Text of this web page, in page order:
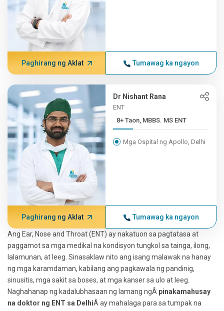
Paghirang ng Aklat Tumawag ka ngayon
Dr Nishant Rana
ENT
8+ Taon, MBBS. MS ENT
Mga Ospital ng Apollo, Delhi
Paghirang ng Aklat Tumawag ka ngayon
Ang Ear, Nose and Throat (ENT) ay nakatuon sa pagtatasa at
paggamot sa mga medikal na kondisyon tungkol sa tainga, ilong,
lalamunan, at leeg. Sinasaklaw nito ang isang malawak na hanay
ng mga karamdaman, kabilang ang pagkawala ng pandinig,
sinusitis, mga sakit sa boses, at mga kanser sa ulo at leeg.
Naghahanap ng kadalubhasaan ng lamang ngÂ pinakamahusay
na doktor ng ENT sa DelhiÂ ay mahalaga para sa tumpak na